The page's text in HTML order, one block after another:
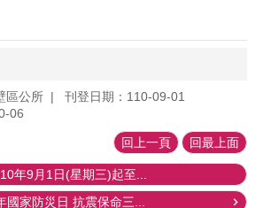
區公所
刊登日期：110-09-01
06
回上一頁 回最上面
年9月1日(星期三)起至...
國家防災日 抗震保命三...